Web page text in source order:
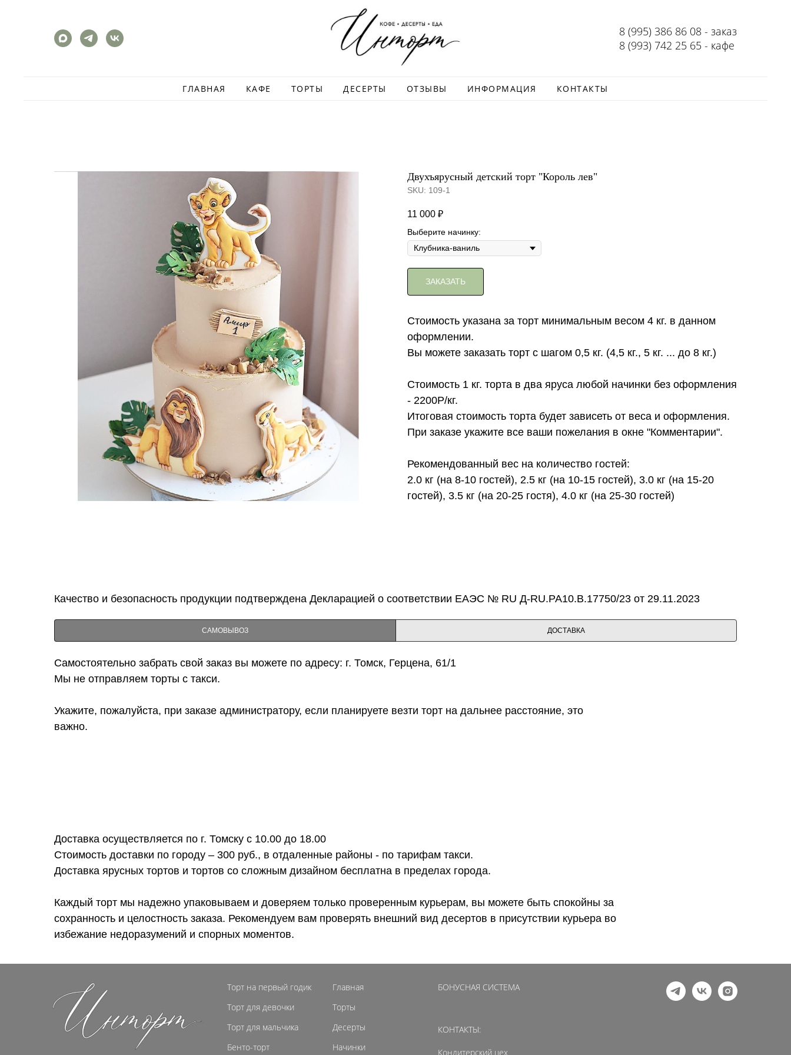
8 (995) 386 86 08 - заказ
8 (993) 742 25 65 - кафе
ГЛАВНАЯ КАФЕ ТОРТЫ ДЕСЕРТЫ ОТЗЫВЫ ИНФОРМАЦИЯ КОНТАКТЫ
Двухъярусный детский торт "Король лев"
SKU: 109-1
11 000 ₽
Выберите начинку:
ЗАКАЗАТЬ
Стоимость указана за торт минимальным весом 4 кг. в данном
оформлении.
Вы можете заказать торт с шагом 0,5 кг. (4,5 кг., 5 кг. ... до 8 кг.)
Стоимость 1 кг. торта в два яруса любой начинки без оформления
- 2200Р/кг.
Итоговая стоимость торта будет зависеть от веса и оформления.
При заказе укажите все ваши пожелания в окне "Комментарии".
Рекомендованный вес на количество гостей:
2.0 кг (на 8-10 гостей), 2.5 кг (на 10-15 гостей), 3.0 кг (на 15-20
гостей), 3.5 кг (на 20-25 гостя), 4.0 кг (на 25-30 гостей)
Качество и безопасность продукции подтверждена Декларацией о соответствии ЕАЭС № RU Д-RU.PA10.B.17750/23 от 29.11.2023
САМОВЫВОЗ ДОСТАВКА
Самостоятельно забрать свой заказ вы можете по адресу: г. Томск, Герцена, 61/1
Мы не отправляем торты с такси.
Укажите, пожалуйста, при заказе администратору, если планируете везти торт на дальнее расстояние, это
важно.
Доставка осуществляется по г. Томску с 10.00 до 18.00
Стоимость доставки по городу – 300 руб., в отдаленные районы - по тарифам такси.
Доставка ярусных тортов и тортов со сложным дизайном бесплатна в пределах города.
Каждый торт мы надежно упаковываем и доверяем только проверенным курьерам, вы можете быть спокойны за
сохранность и целостность заказа. Рекомендуем вам проверять внешний вид десертов в присутствии курьера во
избежание недоразумений и спорных моментов.
Торт на первый годик
Торт для девочки
Торт для мальчика
Бенто-торт
Главная
Торты
Десерты
Начинки
БОНУСНАЯ СИСТЕМА
КОНТАКТЫ:
Кондитерский цех